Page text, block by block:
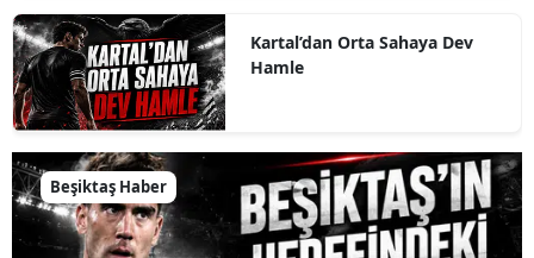
Kartal’dan Orta Sahaya Dev
Hamle
Beşiktaş Haber